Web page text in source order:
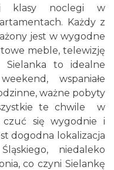
klasy noclegi w
Każdy z
jest w wygodne
meble, telewizję
to idealne
wspaniałe
ważne pobyty
te chwile w
się wygodnie i
dogodna lokalizacja
niedaleko
co czyni Sielankę